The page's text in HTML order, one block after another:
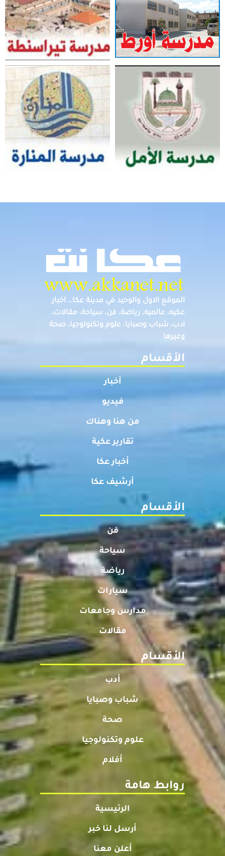
الموقع الاول والوحيد في مدينة عكا… اخبار
عكيه، عالميه، رياضة، فن، سياحة، مقالات،
ادب، شباب وصبايا، علوم وتكنولوجيا، صحة
وغيرها
الأقسام
أخبار
فيديو
من هنا وهناك
تقارير عكية
أخبار عكا
أرشيف عكا
الأقسام
فن
سياحة
رياضة
سيارات
مدارس وجامعات
مقالات
الأقسام
أدب
شباب وصبايا
صحة
علوم وتكنولوجيا
أفلام
روابط هامة
الرئيسية
أرسل لنا خبر
أعلن معنا